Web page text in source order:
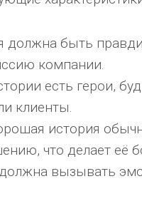
должна быть
компании.
есть герои,
клиенты.
история
что делает её
вызывать